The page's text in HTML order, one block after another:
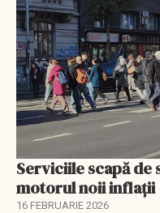
Serviciile scapă
motorul noii inflații
16 FEBRUARIE 2026